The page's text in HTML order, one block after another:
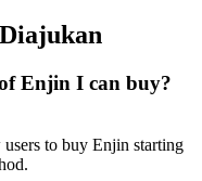
Enjin I can buy?
to buy Enjin starting